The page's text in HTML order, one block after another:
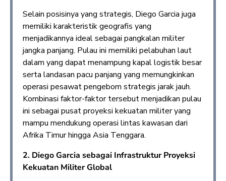
Selain posisinya yang strategis, Diego Garcia juga
memiliki karakteristik geografis yang
menjadikannya ideal sebagai pangkalan militer
jangka panjang. Pulau ini memiliki pelabuhan laut
dalam yang dapat menampung kapal logistik besar
serta landasan pacu panjang yang memungkinkan
operasi pesawat pengebom strategis jarak jauh.
Kombinasi faktor-faktor tersebut menjadikan pulau
ini sebagai pusat proyeksi kekuatan militer yang
mampu mendukung operasi lintas kawasan dari
Afrika Timur hingga Asia Tenggara.
2. Diego Garcia sebagai Infrastruktur Proyeksi
Kekuatan Militer Global